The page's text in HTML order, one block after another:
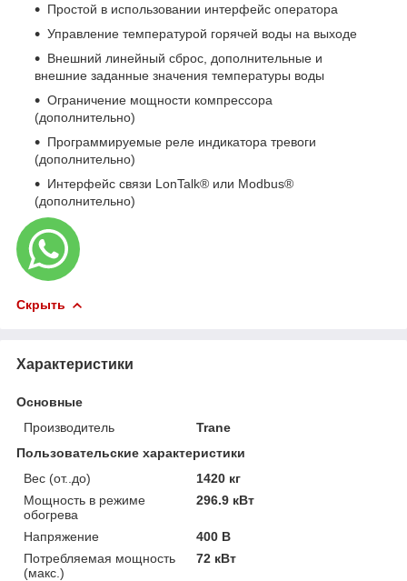
Простой в использовании интерфейс оператора
Управление температурой горячей воды на выходе
Внешний линейный сброс, дополнительные и
внешние заданные значения температуры воды
Ограничение мощности компрессора
(дополнительно)
Программируемые реле индикатора тревоги
(дополнительно)
Интерфейс связи LonTalk® или Modbus®
(дополнительно)
Скрыть
Характеристики
Основные
Производитель
Trane
Пользовательские характеристики
Вес (от..до)
1420 кг
Мощность в режиме
обогрева
296.9 кВт
Напряжение
400 В
Потребляемая мощность
(макс.)
72 кВт